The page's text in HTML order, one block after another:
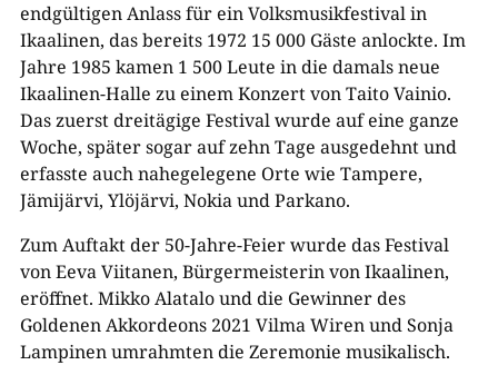
endgültigen Anlass für ein Volksmusikfestival in
Ikaalinen, das bereits 1972 15 000 Gäste anlockte. Im
Jahre 1985 kamen 1 500 Leute in die damals neue
Ikaalinen-​Halle zu einem Konzert von Taito Vainio.
Das zuerst dreitägige Festival wurde auf eine ganze
Woche, später sogar auf zehn Tage ausgedehnt und
erfasste auch nahegelegene Orte wie Tampere,
Jämijärvi, Ylöjärvi, Nokia und Parkano.
Zum Auftakt der 50-​Jahre-​Feier wurde das Festival
von Eeva Viitanen, Bürgermeisterin von Ikaalinen,
eröffnet. Mikko Alatalo und die Gewinner des
Goldenen Akkordeons 2021 Vilma Wiren und Sonja
Lampinen umrahmten die Zeremonie musikalisch.